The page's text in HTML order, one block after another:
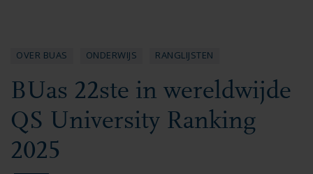
OVER BUAS ONDERWIJS RANGLIJSTEN
BUas 22ste in wereldwijde
QS University Ranking
2025